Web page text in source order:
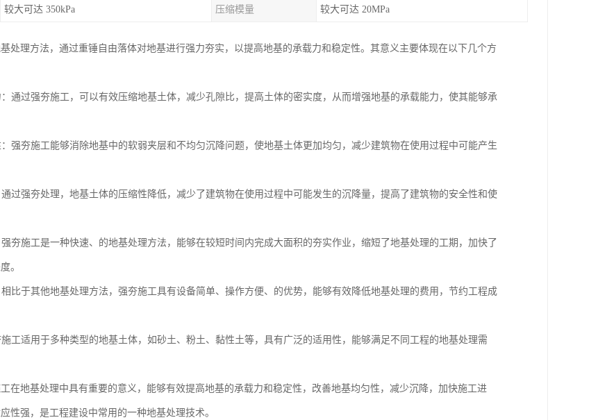
较大可达 350kPa 压缩模量 较大可达 20MPa
处理方法，通过重锤自由落体对地基进行强力夯实，以提高地基的承载力和稳定性。其意义主要体现在以下几个方
通过强夯施工，可以有效压缩地基土体，减少孔隙比，提高土体的密实度，从而增强地基的承载能力，使其能够承
强夯施工能够消除地基中的软弱夹层和不均匀沉降问题，使地基土体更加均匀，减少建筑物在使用过程中可能产生
过强夯处理，地基土体的压缩性降低，减少了建筑物在使用过程中可能发生的沉降量，提高了建筑物的安全性和使
夯施工是一种快速、的地基处理方法，能够在较短时间内完成大面积的夯实作业，缩短了地基处理的工期，加快了
。
比于其他地基处理方法，强夯施工具有设备简单、操作方便、的优势，能够有效降低地基处理的费用，节约工程成
工适用于多种类型的地基土体，如砂土、粉土、黏性土等，具有广泛的适用性，能够满足不同工程的地基处理需
在地基处理中具有重要的意义，能够有效提高地基的承载力和稳定性，改善地基均匀性，减少沉降，加快施工进
性强，是工程建设中常用的一种地基处理技术。